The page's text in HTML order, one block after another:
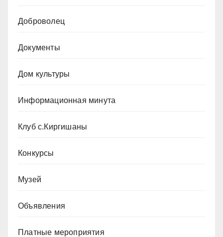
Доброволец
Документы
Дом культуры
Информационная минута
Клуб с.Киргишаны
Конкурсы
Музей
Объявления
Платные мероприятия